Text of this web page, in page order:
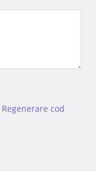
Regenerare cod